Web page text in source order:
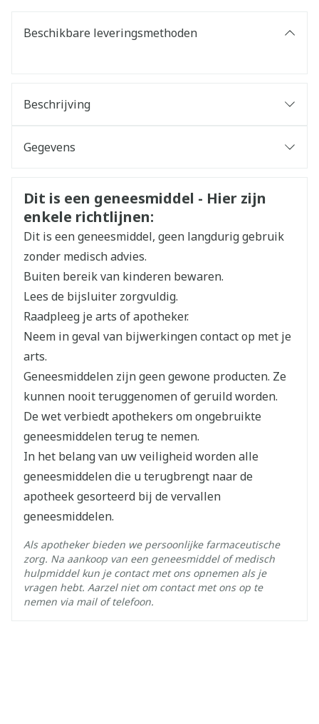
Beschikbare leveringsmethoden
Beschrijving
Gegevens
Organisaties Boiron
Merken Boiron
Breedte 20 mm
Lengte 66 mm
Diepte 15 mm
Hoeveelheid
Verpakking
4
Behoud
Kamertemperatuur (15°C -
25°C)
Veiligheidsinformatie
Dit is een geneesmiddel - Hier zijn
enkele richtlijnen:
Dit is een geneesmiddel, geen langdurig gebruik
zonder medisch advies.
Buiten bereik van kinderen bewaren.
Lees de bijsluiter zorgvuldig.
Raadpleeg je arts of apotheker.
Neem in geval van bijwerkingen contact op met je
arts.
Geneesmiddelen zijn geen gewone producten. Ze
kunnen nooit teruggenomen of geruild worden.
De wet verbiedt apothekers om ongebruikte
geneesmiddelen terug te nemen.
In het belang van uw veiligheid worden alle
geneesmiddelen die u terugbrengt naar de
apotheek gesorteerd bij de vervallen
geneesmiddelen.
Als apotheker bieden we persoonlijke farmaceutische
zorg. Na aankoop van een geneesmiddel of medisch
hulpmiddel kun je contact met ons opnemen als je
vragen hebt. Aarzel niet om contact met ons op te
nemen via mail of telefoon.